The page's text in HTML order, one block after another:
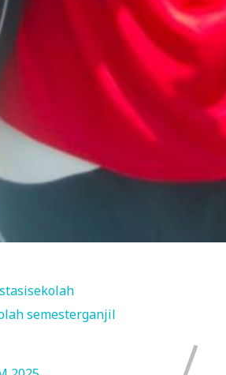
semesterganjil